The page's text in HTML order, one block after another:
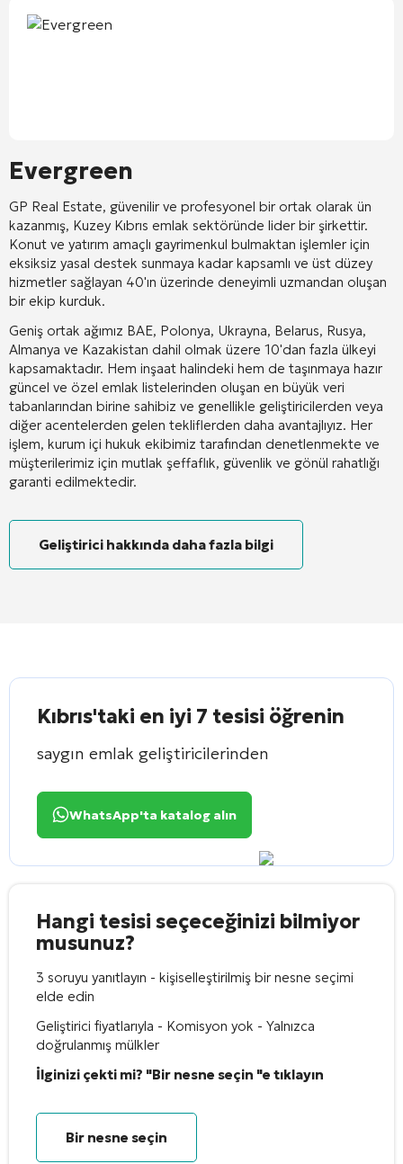
Evergreen
GP Real Estate, güvenilir ve profesyonel bir ortak olarak ün
kazanmış, Kuzey Kıbrıs emlak sektöründe lider bir şirkettir.
Konut ve yatırım amaçlı gayrimenkul bulmaktan işlemler için
eksiksiz yasal destek sunmaya kadar kapsamlı ve üst düzey
hizmetler sağlayan 40'ın üzerinde deneyimli uzmandan oluşan
bir ekip kurduk.
Geniş ortak ağımız BAE, Polonya, Ukrayna, Belarus, Rusya,
Almanya ve Kazakistan dahil olmak üzere 10'dan fazla ülkeyi
kapsamaktadır. Hem inşaat halindeki hem de taşınmaya hazır
güncel ve özel emlak listelerinden oluşan en büyük veri
tabanlarından birine sahibiz ve genellikle geliştiricilerden veya
diğer acentelerden gelen tekliflerden daha avantajlıyız. Her
işlem, kurum içi hukuk ekibimiz tarafından denetlenmekte ve
müşterilerimiz için mutlak şeffaflık, güvenlik ve gönül rahatlığı
garanti edilmektedir.
Geliştirici hakkında daha fazla bilgi
Kıbrıs'taki en iyi 7 tesisi öğrenin
saygın emlak geliştiricilerinden
WhatsApp'ta katalog alın
Hangi tesisi seçeceğinizi bilmiyor
musunuz?
3 soruyu yanıtlayın - kişiselleştirilmiş bir nesne seçimi
elde edin
Geliştirici fiyatlarıyla - Komisyon yok - Yalnızca
doğrulanmış mülkler
İlginizi çekti mi? "Bir nesne seçin "e tıklayın
Bir nesne seçin